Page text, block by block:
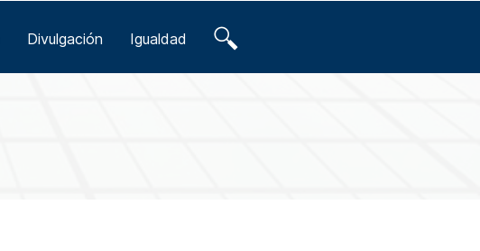
Divulgación Igualdad